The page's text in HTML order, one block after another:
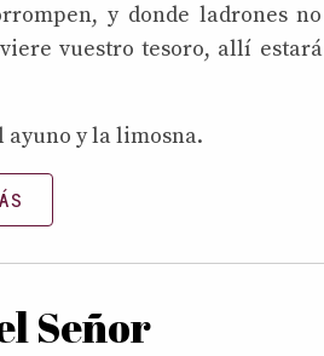
y donde ladrones no
vuestro tesoro, allí estará
ayuno y la limosna.
Señor